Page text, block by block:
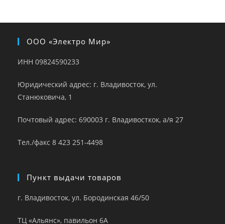
ООО «Электро Мир»
ИНН 09824590233
Юридический адрес: г. Владивосток, ул.
Станюковича, 1
Почтовый адрес: 690003 г. Владивосткок, а/я 27
Тел./факс 8 423 251-4498
Пункт выдачи товаров
г. Владивосток, ул. Бородинская 46/50
ТЦ «Альянс», павильон 6А